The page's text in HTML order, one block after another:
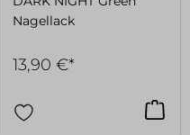
Nagellack
13,90 €*